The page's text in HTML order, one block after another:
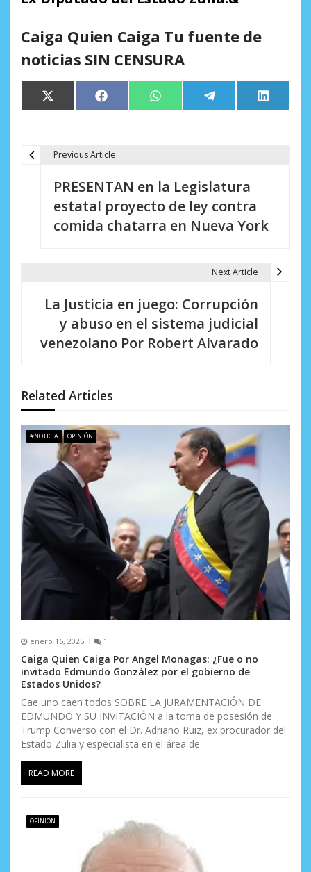
Caiga Quien Caiga Tu fuente de
noticias SIN CENSURA
Compartir
en
X
(Twitter)
Compartir
en
Facebook Compartir
en
WhatsApp Compartir
en
Telegram
en
LinkedIn
n
d
e
n
t
r
a
d
a
s
Previous Article
PRESENTAN en la Legislatura
estatal proyecto de ley contra
comida chatarra en Nueva York
Next Article
La Justicia en juego: Corrupción
y abuso en el sistema judicial
venezolano Por Robert Alvarado
Related Articles
#NOTICIA OPINIÓN
enero 16, 2025 1
Caiga Quien Caiga Por Angel Monagas: ¿Fue o no
invitado Edmundo González por el gobierno de
Estados Unidos?
Cae uno caen todos SOBRE LA JURAMENTACIÓN DE
EDMUNDO Y SU INVITACIÓN a la toma de posesión de
Trump Converso con el Dr. Adriano Ruiz, ex procurador del
Estado Zulia y especialista en el área de
READ MORE
OPINIÓN